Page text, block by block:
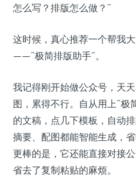
怎么写？排版怎么做？”
这时候，真心推荐一个帮我
——“极简排版助手”。
我记得刚开始做公众号，天
图，累得不行。自从用上“极
的文稿，点几下模板，自动
摘要、配图都能智能生成，
更棒的是，它还能直接对接
省去了复制粘贴的麻烦。